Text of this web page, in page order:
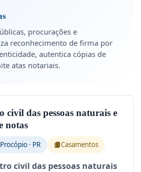
procurações e
reconhecimento de firma por
autentica cópias de
atas notariais.
civil das pessoas naturais e
notas
· PR Casamentos
civil das pessoas naturais